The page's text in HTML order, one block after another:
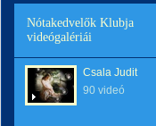
Nótakedvelők Klubja
videógalériái
Csala Judit
90 videó